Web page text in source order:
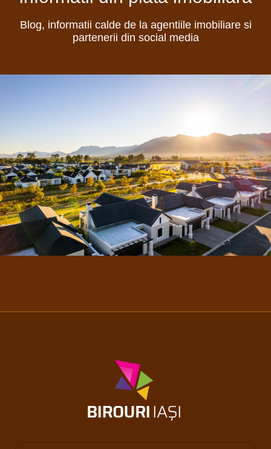
Blog, informatii calde de la agentiile imobiliare si
partenerii din social media